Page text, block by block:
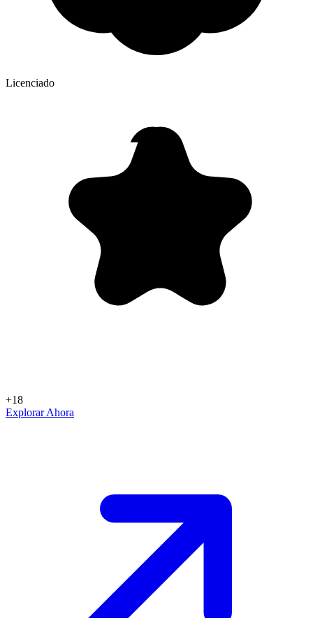
Licenciado
+18
Explorar Ahora